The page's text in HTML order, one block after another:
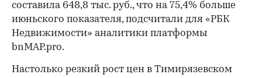
составила 648,8 тыс. руб., что на 75,4% больше
июньского показателя, подсчитали для «РБК
Недвижимости» аналитики платформы
bnMAP.pro.
Настолько резкий рост цен в Тимирязевском